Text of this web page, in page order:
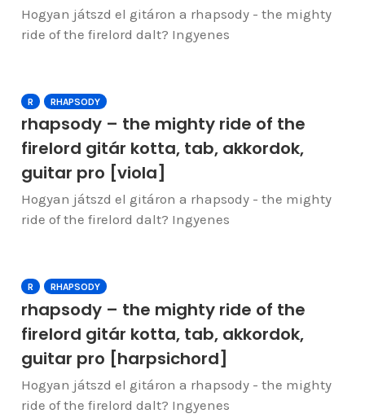
Hogyan játszd el gitáron a rhapsody - the mighty
ride of the firelord dalt? Ingyenes
R RHAPSODY
rhapsody – the mighty ride of the
firelord gitár kotta, tab, akkordok,
guitar pro [viola]
Hogyan játszd el gitáron a rhapsody - the mighty
ride of the firelord dalt? Ingyenes
R RHAPSODY
rhapsody – the mighty ride of the
firelord gitár kotta, tab, akkordok,
guitar pro [harpsichord]
Hogyan játszd el gitáron a rhapsody - the mighty
ride of the firelord dalt? Ingyenes